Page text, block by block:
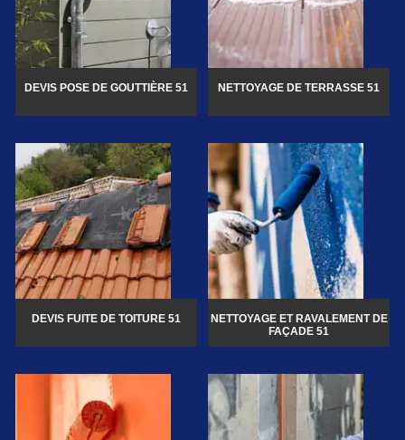
DEVIS POSE DE GOUTTIÈRE 51 NETTOYAGE DE TERRASSE 51
DEVIS FUITE DE TOITURE 51
NETTOYAGE ET RAVALEMENT DE
FAÇADE 51